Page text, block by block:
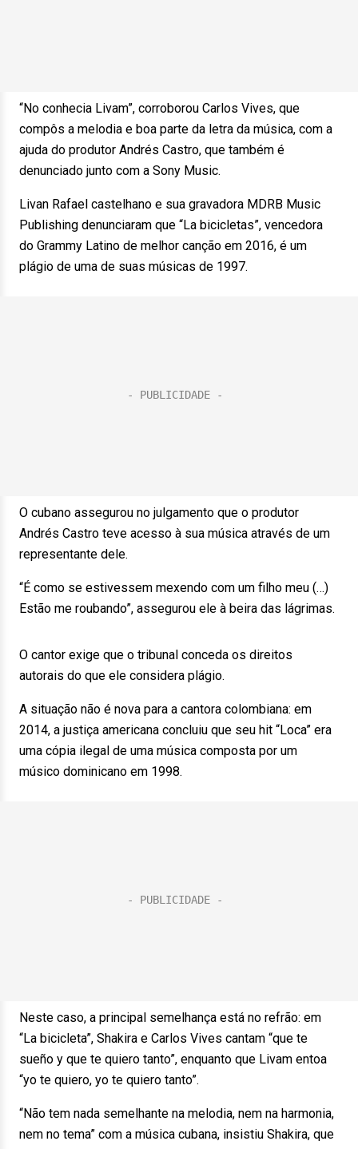
“No conhecia Livam”, corroborou Carlos Vives, que
compôs a melodia e boa parte da letra da música, com a
ajuda do produtor Andrés Castro, que também é
denunciado junto com a Sony Music.
Livan Rafael castelhano e sua gravadora MDRB Music
Publishing denunciaram que “La bicicletas”, vencedora
do Grammy Latino de melhor canção em 2016, é um
plágio de uma de suas músicas de 1997.
O cubano assegurou no julgamento que o produtor
Andrés Castro teve acesso à sua música através de um
representante dele.
“É como se estivessem mexendo com um filho meu (…)
Estão me roubando”, assegurou ele à beira das lágrimas.
O cantor exige que o tribunal conceda os direitos
autorais do que ele considera plágio.
A situação não é nova para a cantora colombiana: em
2014, a justiça americana concluiu que seu hit “Loca” era
uma cópia ilegal de uma música composta por um
músico dominicano em 1998.
Neste caso, a principal semelhança está no refrão: em
“La bicicleta”, Shakira e Carlos Vives cantam “que te
sueño y que te quiero tanto”, enquanto que Livam entoa
“yo te quiero, yo te quiero tanto”.
“Não tem nada semelhante na melodia, nem na harmonia,
nem no tema” com a música cubana, insistiu Shakira, que